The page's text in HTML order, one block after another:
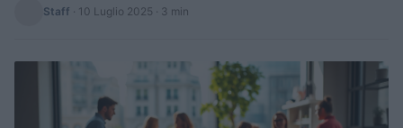
Staff · 10 Luglio 2025 · 3 min